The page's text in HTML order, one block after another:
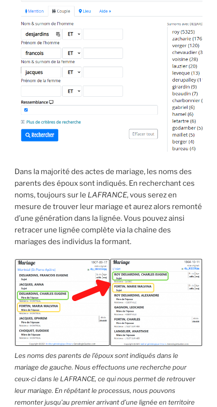
Dans la majorité des actes de mariage, les noms des
parents des époux sont indiqués. En recherchant ces
noms, toujours sur le LAFRANCE, vous serez en
mesure de trouver leur mariage et aurez alors remonté
d’une génération dans la lignée. Vous pouvez ainsi
retracer une lignée complète via la chaîne des
mariages des individus la formant.
Les noms des parents de l’époux sont indiqués dans le
mariage de gauche. Nous effectuons une recherche pour
ceux-ci dans le LAFRANCE, ce qui nous permet de retrouver
leur mariage. En répétant le processus, nous pouvons
remonter jusqu’au premier arrivant d’une lignée en territoire